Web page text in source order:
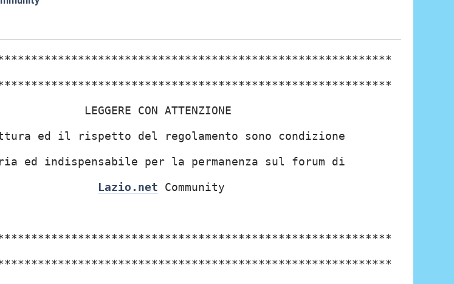
CON ATTENZIONE
il rispetto del regolamento sono condizione
indispensabile per la permanenza sul forum di
Lazio.net Community